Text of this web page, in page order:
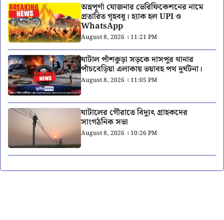
অন্নপূর্ণা যোজনার ভেরিফিকেশনের নামে
প্রতারিত গৃহবধূ। হ্যাক হল UPI ও
WhatsApp
August 8, 2026 । 11:21 PM
ঘাটাল পাঁশকুড়া সড়কে দাসপুর থানার
পাঁচবেড়িয়া এলাকায় ভয়াবহ পথ দুর্ঘটনা।
August 8, 2026 । 11:05 PM
ঘাটালের গৌরাতে বিদ্যুৎ গ্রাহকদের
সাংগঠনিক সভা
August 8, 2026 । 10:26 PM